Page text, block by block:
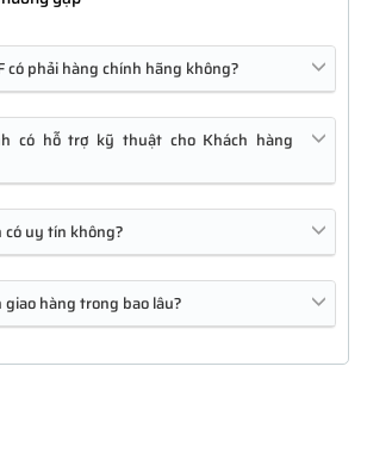
có phải hàng chính hãng không?
có hỗ trợ kỹ thuật cho Khách hàng
có uy tín không?
giao hàng trong bao lâu?